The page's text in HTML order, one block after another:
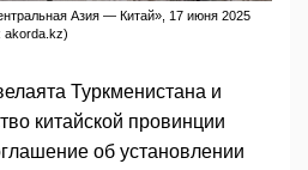
Азия — Китай», 17 июня 2025
akorda.kz)
Туркменистана и
китайской провинции
об установлении